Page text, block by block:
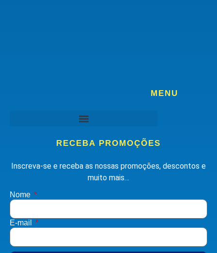
MENU
RECEBA PROMOÇÕES
Inscreva-se e receba as nossas promoções, descontos e
muito mais…
Nome
E-mail